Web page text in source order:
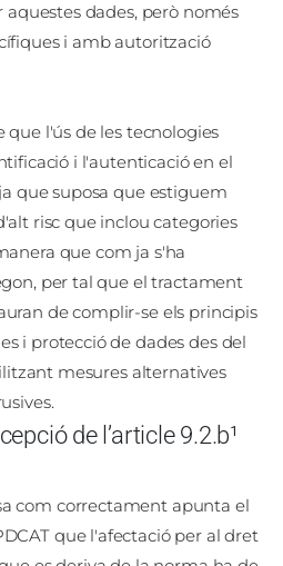
dades, però només
i amb autorització
que l'ús de les tecnologies
i l'autenticació en el
que suposa que estiguem
risc que inclou categories
que com ja s'ha
per tal que el tractament
de complir-se els principis
i protecció de dades des del
mesures alternatives
de l’article 9.2.b¹
com correctament apunta el
que l'afectació per al dret